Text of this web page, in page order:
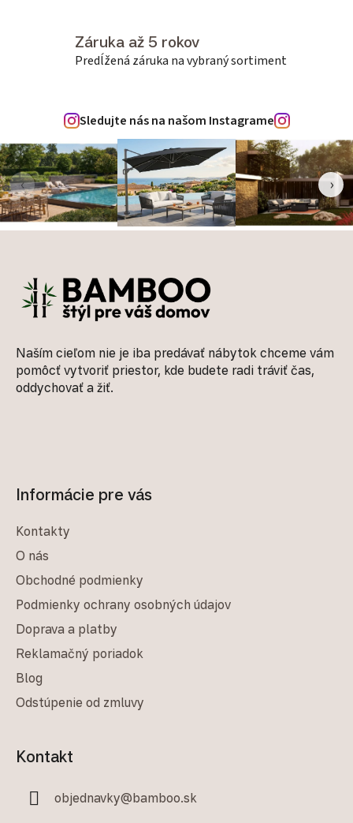
Záruka až 5 rokov
Predĺžená záruka na vybraný sortiment
Sledujte nás na našom Instagrame
‹ ›
Naším cieľom nie je iba predávať nábytok chceme vám
pomôcť vytvoriť priestor, kde budete radi tráviť čas,
oddychovať a žiť.
Informácie pre vás
Kontakty
O nás
Obchodné podmienky
Podmienky ochrany osobných údajov
Doprava a platby
Reklamačný poriadok
Blog
Odstúpenie od zmluvy
Kontakt
objednavky@bamboo.sk